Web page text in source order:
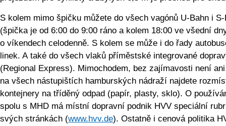
S kolem mimo špičku můžete do všech vagónů U-Bahn i S-
(špička je od 6:00 do 9:00 ráno a kolem 18:00 ve všední
o víkendech celodenně. S kolem se může i do řady
linek. A také do všech vlaků příměstské integrované
(Regional Express). Mimochodem, bez zajímavosti není
na všech nástupištích hamburských nádraží najdete
kontejnery na tříděný odpad (papír, plasty, sklo). O
spolu s MHD má místní dopravní podnik HVV speciální
svých stránkách (www.hvv.de). Ostatně i cenová politika